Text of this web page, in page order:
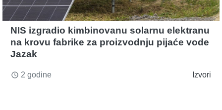
NIS izgradio kimbinovanu solarnu elektranu
na krovu fabrike za proizvodnju pijaće vode
Jazak
access_time 2 godine Izvori